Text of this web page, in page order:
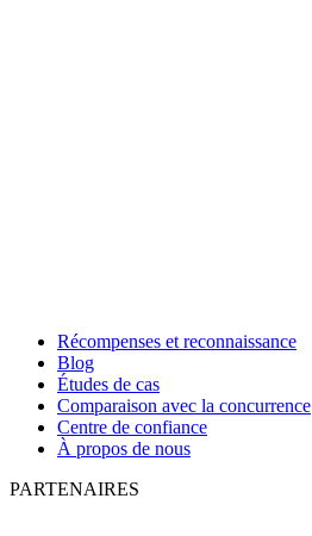
Récompenses et reconnaissance
Blog
Études de cas
Comparaison avec la concurrence
Centre de confiance
À propos de nous
PARTENAIRES